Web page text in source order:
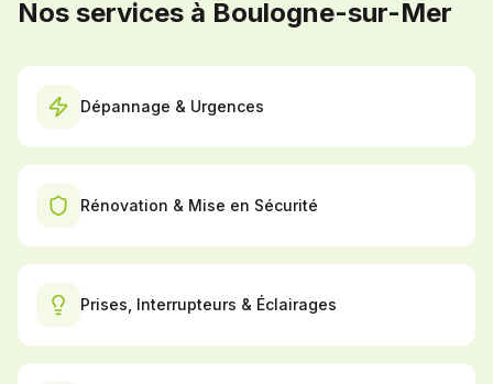
Nos services à Boulogne-sur-Mer
Dépannage & Urgences
Rénovation & Mise en Sécurité
Prises, Interrupteurs & Éclairages